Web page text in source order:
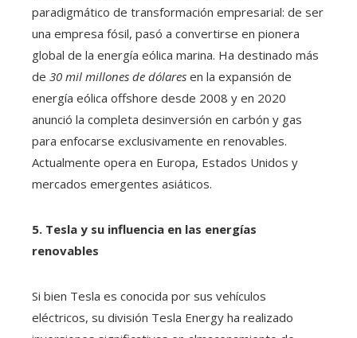
paradigmático de transformación empresarial: de ser
una empresa fósil, pasó a convertirse en pionera
global de la energía eólica marina. Ha destinado más
de 30 mil millones de dólares en la expansión de
energía eólica offshore desde 2008 y en 2020
anunció la completa desinversión en carbón y gas
para enfocarse exclusivamente en renovables.
Actualmente opera en Europa, Estados Unidos y
mercados emergentes asiáticos.
5. Tesla y su influencia en las energías
renovables
Si bien Tesla es conocida por sus vehículos
eléctricos, su división Tesla Energy ha realizado